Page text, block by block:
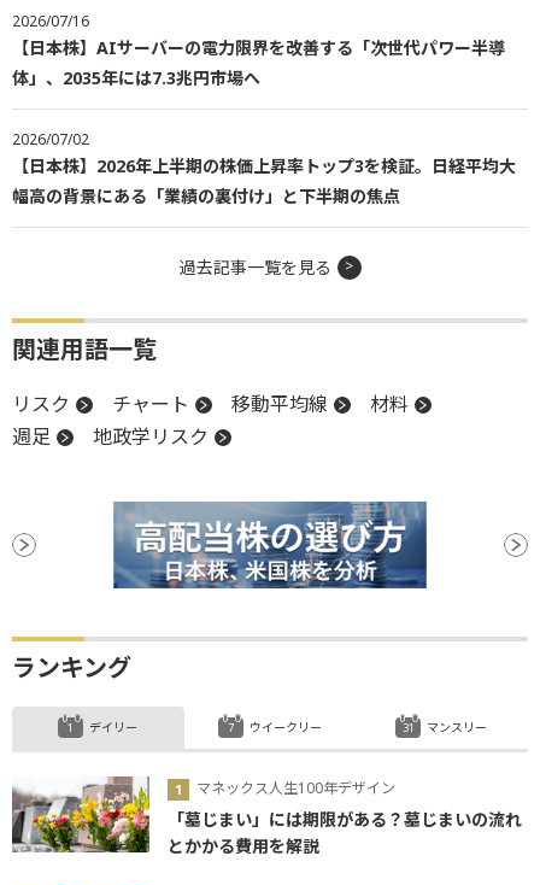
2026/07/16
【日本株】AIサーバーの電力限界を改善する「次世代パワー半導
体」、2035年には7.3兆円市場へ
2026/07/02
【日本株】2026年上半期の株価上昇率トップ3を検証。日経平均大
幅高の背景にある「業績の裏付け」と下半期の焦点
過去記事一覧を見る
関連用語一覧
リスク チャート 移動平均線
材料
週足
地政学リスク
ランキング
デイリー
マネックス人生100年デザイン
「墓じまい」には期限がある？墓じまいの流れ
とかかる費用を解説
ウイークリー マンスリー